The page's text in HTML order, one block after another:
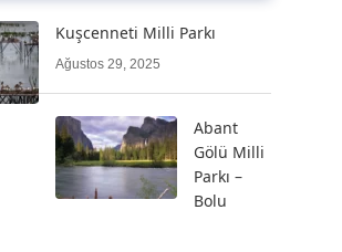
Kuşcenneti Milli Parkı
Ağustos 29, 2025
Abant
Gölü Milli
Parkı –
Bolu